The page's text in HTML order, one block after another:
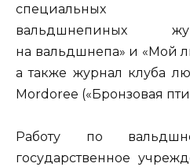
специальных
вальдшнепиных
на вальдшнепа» и «Мой
а также журнал клуба
Mordoree («Бронзовая
Работу по
государственное